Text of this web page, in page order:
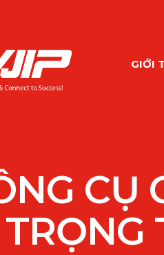
GIỚI
CỤ
TRỌNG